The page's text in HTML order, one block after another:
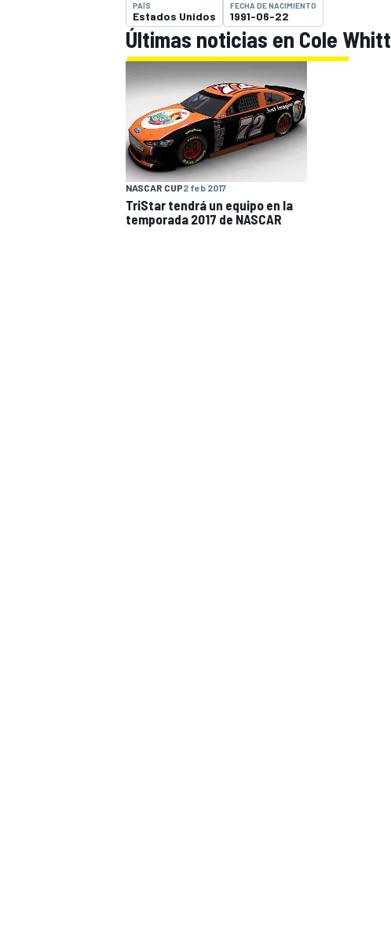
MOTOGP
PAÍS
Estados Unidos
FECHA DE NACIMIENTO
1991-06-22
Últimas noticias en Cole Whitt
NASCAR CUP2 feb 2017
TriStar tendrá un equipo en la
temporada 2017 de NASCAR